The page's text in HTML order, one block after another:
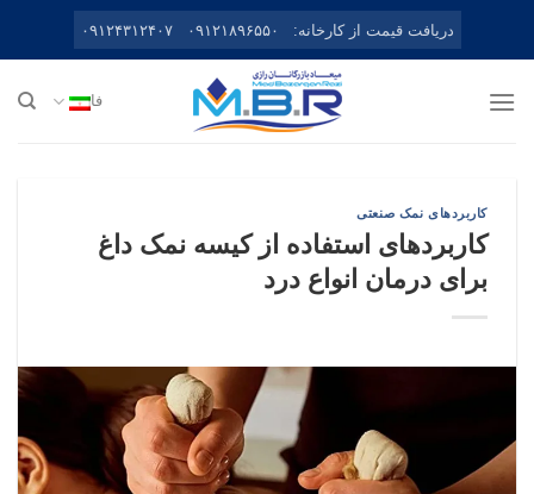
دریافت قیمت از کارخانه: ۰۹۱۲۱۸۹۶۵۵۰ ۰۹۱۲۴۳۱۲۴۰۷
فا
کاربردهای نمک صنعتی
کاربردهای استفاده از کیسه نمک داغ
برای درمان انواع درد